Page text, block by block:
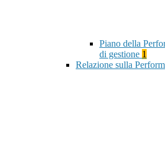
Piano della
di gestione 1
Relazione sulla